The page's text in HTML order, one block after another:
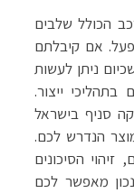
הכולל שלבים
אם קיבלתם
ניתן לעשות
ייצור.
סניף בישראל
הנדרש לכם.
הסיכונים
מאפשר לכם